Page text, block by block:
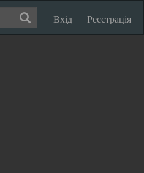
Вхід Реєстрація